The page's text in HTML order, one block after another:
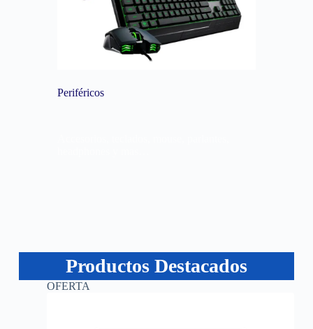
Periféricos
Productos Destacados
OFERTA